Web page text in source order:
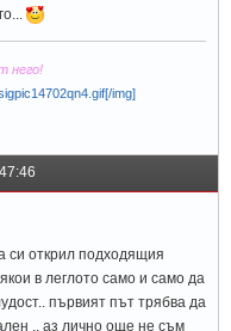
него!
img]
си открил подходящия
в леглото само и само да
първият път трябва да
.. аз лично още не съм